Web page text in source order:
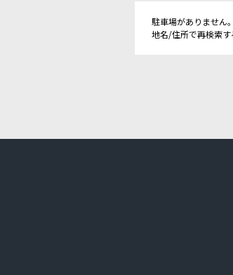
駐車場がありません。
地名/住所で再検索す